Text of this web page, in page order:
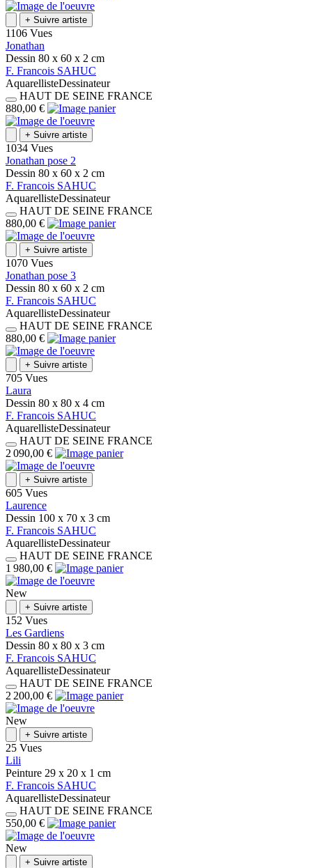
+ Suivre artiste
1106 Vues
Jonathan
Dessin 80 x 60 x 2 cm
F. Francois SAHUC
AquarellisteDessinateur
HAUT DE SEINE FRANCE
880,00 €
+ Suivre artiste
1034 Vues
Jonathan pose 2
Dessin 80 x 60 x 2 cm
F. Francois SAHUC
AquarellisteDessinateur
HAUT DE SEINE FRANCE
880,00 €
+ Suivre artiste
1070 Vues
Jonathan pose 3
Dessin 80 x 60 x 2 cm
F. Francois SAHUC
AquarellisteDessinateur
HAUT DE SEINE FRANCE
880,00 €
+ Suivre artiste
705 Vues
Laura
Dessin 80 x 80 x 4 cm
F. Francois SAHUC
AquarellisteDessinateur
HAUT DE SEINE FRANCE
2 090,00 €
+ Suivre artiste
605 Vues
Laurence
Dessin 100 x 70 x 3 cm
F. Francois SAHUC
AquarellisteDessinateur
HAUT DE SEINE FRANCE
1 980,00 €
New
+ Suivre artiste
152 Vues
Les Gardiens
Dessin 80 x 80 x 3 cm
F. Francois SAHUC
AquarellisteDessinateur
HAUT DE SEINE FRANCE
2 200,00 €
New
+ Suivre artiste
25 Vues
Lili
Peinture 29 x 20 x 1 cm
F. Francois SAHUC
AquarellisteDessinateur
HAUT DE SEINE FRANCE
550,00 €
New
+ Suivre artiste